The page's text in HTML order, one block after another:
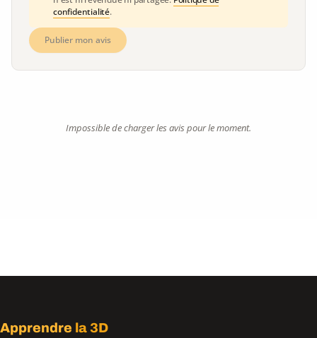
confidentialité.
Publier mon avis
Impossible de charger les avis pour le moment.
Apprendre la 3D